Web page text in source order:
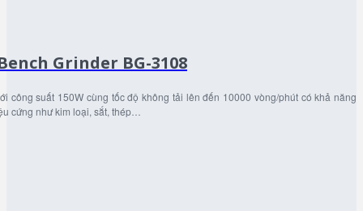
Grinder BG-3108
công suất 150W cùng tốc độ không tải lên đến 10000 vòng/phút có khả năng
cứng như kim loại, sắt, thép…